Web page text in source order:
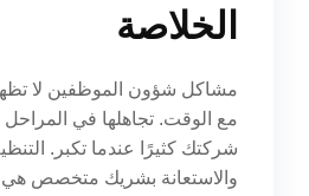
الخلاصة
مشاكل شؤون الموظفين لا
مع الوقت. تجاهلها في المراحل
شركتك كثيرًا عندما تكبر.
والاستعانة بشريك متخصص هي